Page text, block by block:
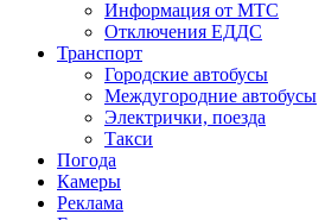
Информация от МТС
Отключения ЕДДС
Транспорт
Городские автобусы
Междугородние автобусы
Электрички, поезда
Такси
Погода
Камеры
Реклама